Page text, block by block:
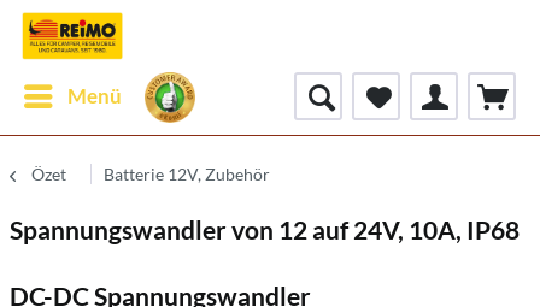
Menü
Özet Batterie 12V, Zubehör
Spannungswandler von 12 auf 24V, 10A, IP68
DC-DC Spannungswandler